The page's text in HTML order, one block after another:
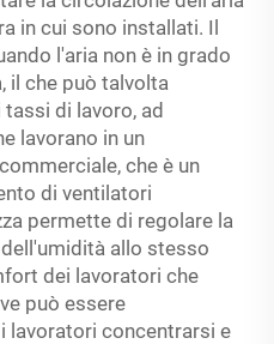
in cui sono installati. Il
l'aria non è in grado
il che può talvolta
di lavoro, ad
lavorano in un
che è un
di ventilatori
permette di regolare la
allo stesso
dei lavoratori che
può essere
lavoratori concentrarsi e